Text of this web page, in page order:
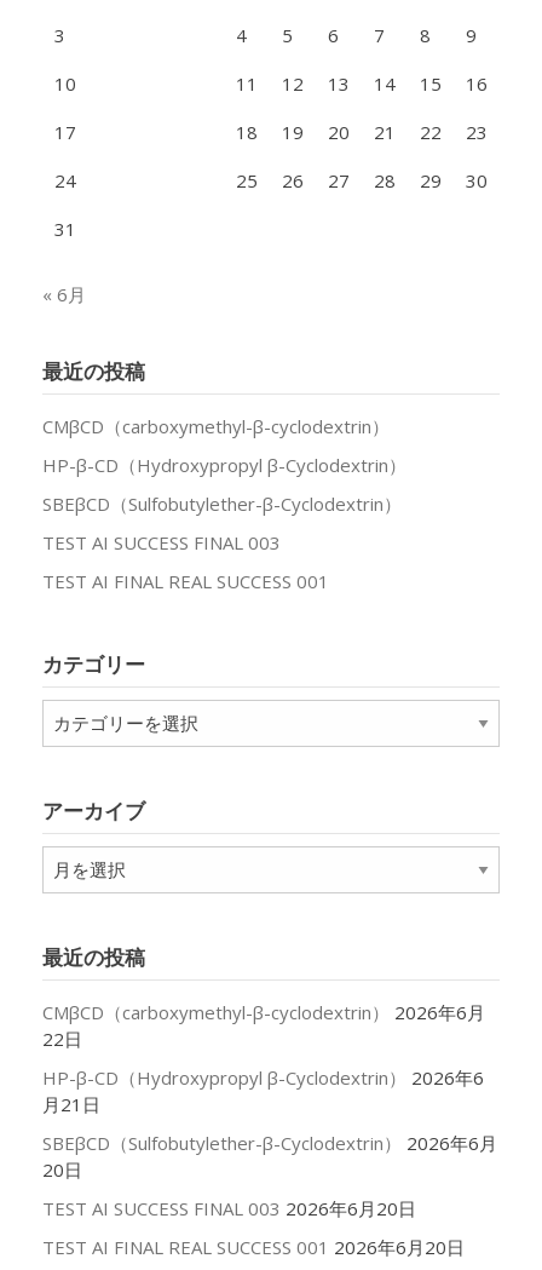
3
4 5 6 7 8
9
10
11 12 13 14 15
16
17
18 19 20 21 22
23
24
25 26 27 28 29
30
31
« 6月
最近の投稿
CMβCD（carboxymethyl-β-cyclodextrin）
HP-β-CD（Hydroxypropyl β-Cyclodextrin）
SBEβCD（Sulfobutylether-β-Cyclodextrin）
TEST AI SUCCESS FINAL 003
TEST AI FINAL REAL SUCCESS 001
カテゴリー
テ
ー
アーカイブ
ア
ー
ブ
最近の投稿
CMβCD（carboxymethyl-β-cyclodextrin）
2026年6月
22日
HP-β-CD（Hydroxypropyl β-Cyclodextrin）
2026年6
月21日
SBEβCD（Sulfobutylether-β-Cyclodextrin）
2026年6月
20日
TEST AI SUCCESS FINAL 003 2026年6月20日
TEST AI FINAL REAL SUCCESS 001 2026年6月20日